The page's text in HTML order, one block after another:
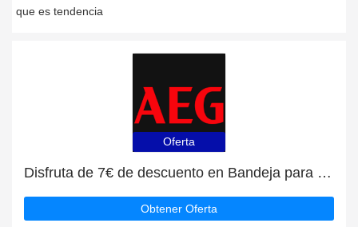
que es tendencia
Oferta
Disfruta de 7€ de descuento en Bandeja para Horno Multiusos y mucho más | caduca pronto
Obtener Oferta